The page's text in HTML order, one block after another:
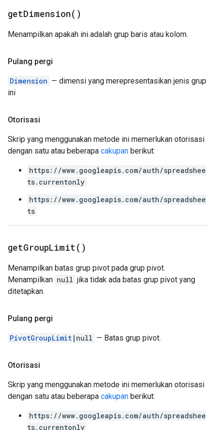
getDimension( )
Menampilkan apakah ini adalah grup baris atau kolom.
Pulang pergi
Dimension — dimensi yang merepresentasikan jenis grup
ini
Otorisasi
Skrip yang menggunakan metode ini memerlukan otorisasi
dengan satu atau beberapa cakupan berikut:
https://www.googleapis.com/auth/spreadshee
ts.currentonly
https://www.googleapis.com/auth/spreadshee
ts
getGroupLimit( )
Menampilkan batas grup pivot pada grup pivot.
Menampilkan null jika tidak ada batas grup pivot yang
ditetapkan.
Pulang pergi
PivotGroupLimit |null — Batas grup pivot.
Otorisasi
Skrip yang menggunakan metode ini memerlukan otorisasi
dengan satu atau beberapa cakupan berikut:
https://www.googleapis.com/auth/spreadshee
ts.currentonly